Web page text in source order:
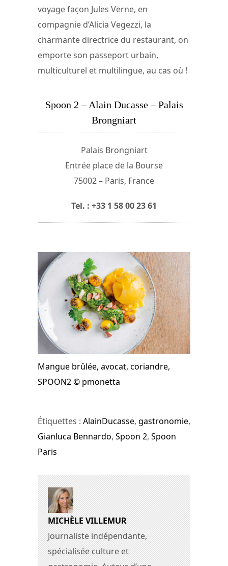
voyage façon Jules Verne, en
compagnie d’Alicia Vegezzi, la
charmante directrice du restaurant, on
emporte son passeport urbain,
multiculturel et multilingue, au cas où !
Spoon 2 – Alain Ducasse – Palais
Brongniart
Palais Brongniart
Entrée place de la Bourse
75002 – Paris, France
Tel. : +33 1 58 00 23 61
Mangue brûlée, avocat, coriandre,
SPOON2 © pmonetta
Étiquettes : AlainDucasse, gastronomie,
Gianluca Bennardo, Spoon 2, Spoon
Paris
MICHÈLE VILLEMUR
Journaliste indépendante,
spécialisée culture et